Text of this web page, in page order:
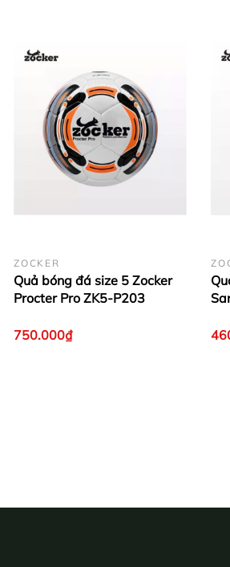
ZOCKER
Quả bóng đá size 5 Zocker
Procter Pro ZK5-P203
750.000₫